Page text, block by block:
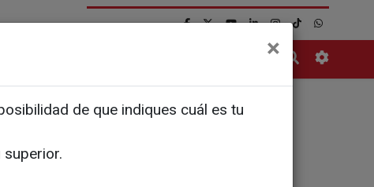
y
×
de que indiques cuál es tu
superior.